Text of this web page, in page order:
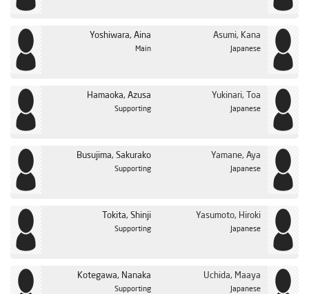
Yoshiwara, Aina
Main
Asumi, Kana
Japanese
Hamaoka, Azusa
Supporting
Yukinari, Toa
Japanese
Busujima, Sakurako
Supporting
Yamane, Aya
Japanese
Tokita, Shinji
Supporting
Yasumoto, Hiroki
Japanese
Kotegawa, Nanaka
Supporting
Uchida, Maaya
Japanese